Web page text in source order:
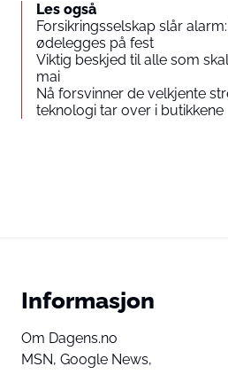
Les også
Forsikringsselskap slår
ødelegges på fest
Viktig beskjed til alle som
mai
Nå forsvinner de velkjente
teknologi tar over i butikkene
Informasjon
Om Dagens.no
MSN, Google News,